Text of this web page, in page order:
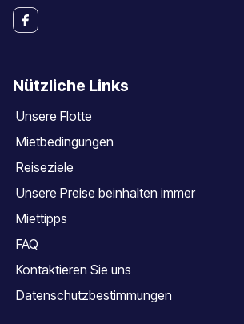
Nützliche Links
Unsere Flotte
Mietbedingungen
Reiseziele
Unsere Preise beinhalten immer
Miettipps
FAQ
Kontaktieren Sie uns
Datenschutzbestimmungen